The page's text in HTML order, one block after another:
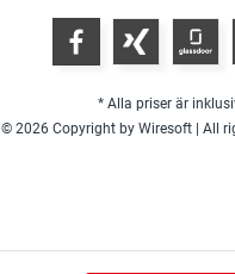
* Alla priser är
© 2026 Copyright by Wiresoft | All